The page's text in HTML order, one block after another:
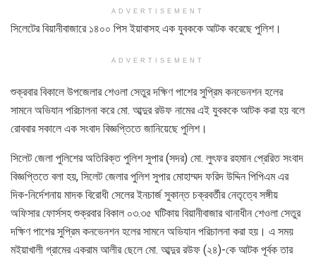
ADVERTISEMENT
সিলেটের বিয়ানীবাজারে ১৪০০ পিস ইয়াবাসহ এক যুবককে আটক করেছে পুলিশ।
ADVERTISEMENT
শুক্রবার বিকালে উপজেলার শেওলা সেতুর দক্ষিণ পাশের সুপ্রিম কনভেনশন হলের
সামনে অভিযান পরিচালনা করে মো. আব্দুর রউফ নামের এই যুবককে আটক করা হয় বলে
রোববার সকালে এক সংবাদ বিজ্ঞপ্তিতে জানিয়েছে পুলিশ।
সিলেট জেলা পুলিশের অতিরিক্ত পুলিশ সুপার (সদর) মো. লুৎফর রহমান প্রেরিত সংবাদ
বিজ্ঞপ্তিতে বলা হয়, সিলেট জেলার পুলিশ সুপার মোহাম্মদ ফরিদ উদ্দিন পিপিএম এর
দিক-নির্দেশনায় মাদক বিরোধী সেলের ইনচার্জ সুকান্ত চক্রবর্তীর নেতৃত্বে সঙ্গীয়
অফিসার ফোর্সসহ শুক্রবার বিকাল ০৩.৩৫ ঘটিকায় বিয়ানীবাজার থানাধীন শেওলা সেতুর
দক্ষিণ পাশের সুপ্রিম কনভেনশন হলের সামনে অভিযান পরিচালনা করা হয়। এ সময়
মইয়াখালী গ্রামের একরাম আলীর ছেলে মো. আব্দুর রউফ (২৪)-কে আটক পূর্বক তার